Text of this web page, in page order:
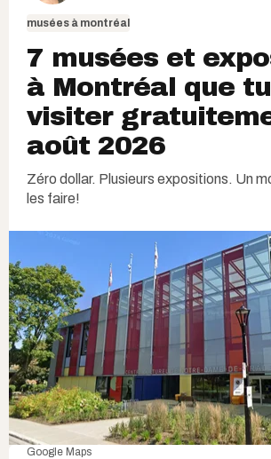
musées à montréal
7 musées et
à Montréal que
visiter
août 2026
Zéro dollar. Plusieurs expositions. Un
les faire!
Google Maps